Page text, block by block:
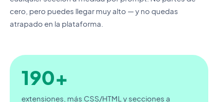
cero, pero puedes llegar muy alto — y no quedas
atrapado en la plataforma.
190+
extensiones, más CSS/HTML y secciones a